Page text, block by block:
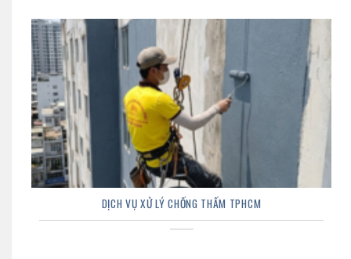
DỊCH VỤ XỬ LÝ CHỐNG THẤM TPHCM